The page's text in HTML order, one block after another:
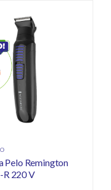
Pelo Remington
R 220 V